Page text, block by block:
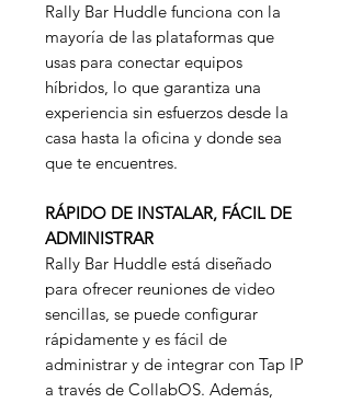
Rally Bar Huddle funciona con la
mayoría de las plataformas que
usas para conectar equipos
híbridos, lo que garantiza una
experiencia sin esfuerzos desde la
casa hasta la oficina y donde sea
que te encuentres.
RÁPIDO DE INSTALAR, FÁCIL DE
ADMINISTRAR
Rally Bar Huddle está diseñado
para ofrecer reuniones de video
sencillas, se puede configurar
rápidamente y es fácil de
administrar y de integrar con Tap IP
a través de CollabOS. Además,